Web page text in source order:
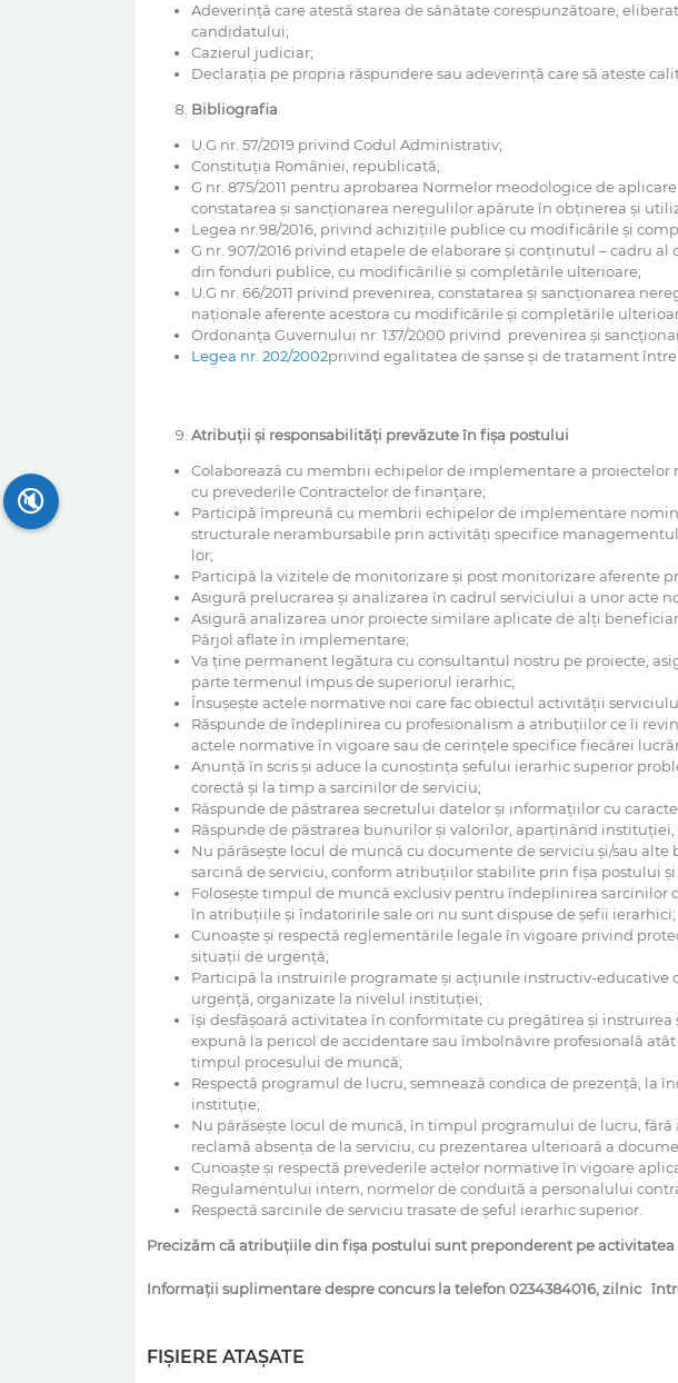
Adeverință care atestă starea de sănătate corespunzătoare,
candidatului;
Cazierul judiciar;
Declarația pe propria răspundere sau adeverință care să ateste
Bibliografia
U.G nr. 57/2019 privind Codul Administrativ;
Constituția României, republicată;
G nr. 875/2011 pentru aprobarea Normelor meodologice de
constatarea și sancționarea neregulilor apărute în obținerea și
Legea nr.98/2016, privind achizițiile publice cu modificările și
G nr. 907/2016 privind etapele de elaborare și conținutul – cadru
din fonduri publice, cu modificărilie și completările ulterioare;
U.G nr. 66/2011 privind prevenirea, constatarea și sancționarea
naționale aferente acestora cu modificările și completările
Ordonanţa Guvernului nr. 137/2000 privind prevenirea şi
Legea nr. 202/2002privind egalitatea de șanse și de tratament
Atribuții și responsabilități prevăzute în fișa postului
Colaborează cu membrii echipelor de implementare a
cu prevederile Contractelor de finanţare;
Participă împreună cu membrii echipelor de implementare
structurale nerambursabile prin activităţi specifice
lor;
Participă la vizitele de monitorizare şi post monitorizare aferente
Asigură prelucrarea şi analizarea în cadrul serviciului a unor acte
Asigură analizarea unor proiecte similare aplicate de alţi
Pârjol aflate în implementare;
Va ţine permanent legătura cu consultantul nostru pe proiecte,
parte termenul impus de superiorul ierarhic;
Însuşeşte actele normative noi care fac obiectul activităţii
Răspunde de îndeplinirea cu profesionalism a atribuţiilor ce îi
actele normative în vigoare sau de cerinţele specifice fiecărei
Anunţă în scris şi aduce la cunoştinţa şefului ierarhic superior
corectă şi la timp a sarcinilor de serviciu;
Răspunde de păstrarea secretului datelor şi informaţiilor cu
Răspunde de păstrarea bunurilor şi valorilor, aparţinând
Nu părăseşte locul de muncă cu documente de serviciu şi/sau
sarcină de serviciu, conform atribuţiilor stabilite prin fişa postului
Foloseşte timpul de muncă exclusiv pentru îndeplinirea sarcinilor
în atribuţiile şi îndatoririle sale ori nu sunt dispuse de şefii ierarhici;
Cunoaşte şi respectă reglementările legale în vigoare privind
situaţii de urgenţă;
Participă la instruirile programate şi acţiunile instructiv-educative
urgenţă, organizate la nivelul instituţiei;
îşi desfăşoară activitatea în conformitate cu pregătirea şi
expună la pericol de accidentare sau îmbolnăvire profesională
timpul procesului de muncă;
Respectă programul de lucru, semnează condica de prezenţă,
instituţie;
Nu părăseşte locul de muncă, în timpul programului de lucru,
reclamă absenţa de la serviciu, cu prezentarea ulterioară a
Cunoaşte şi respectă prevederile actelor normative în vigoare
Regulamentului intern, normelor de conduită a personalului
Respectă sarcinile de serviciu trasate de şeful ierarhic superior.
Precizăm că atribuțiile din fișa postului sunt preponderent pe
Informații suplimentare despre concurs la telefon 0234384016, zilnic
FIȘIERE ATAȘATE
🔇